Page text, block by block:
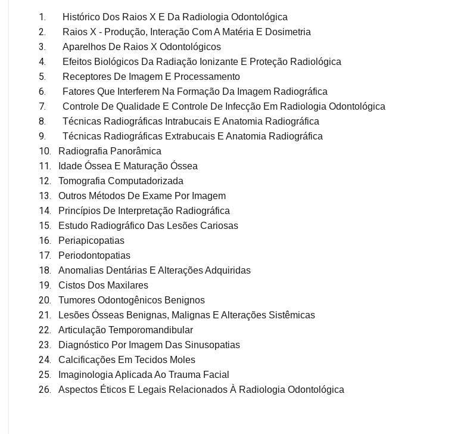
1. Histórico Dos Raios X E Da Radiologia Odontológica
2. Raios X - Produção, Interação Com A Matéria E Dosimetria
3. Aparelhos De Raios X Odontológicos
4. Efeitos Biológicos Da Radiação Ionizante E Proteção Radiológica
5. Receptores De Imagem E Processamento
6. Fatores Que Interferem Na Formação Da Imagem Radiográfica
7. Controle De Qualidade E Controle De Infecção Em Radiologia Odontológica
8. Técnicas Radiográficas Intrabucais E Anatomia Radiográfica
9. Técnicas Radiográficas Extrabucais E Anatomia Radiográfica
10. Radiografia Panorâmica
11. Idade Óssea E Maturação Óssea
12. Tomografia Computadorizada
13. Outros Métodos De Exame Por Imagem
14. Princípios De Interpretação Radiográfica
15. Estudo Radiográfico Das Lesões Cariosas
16. Periapicopatias
17. Periodontopatias
18. Anomalias Dentárias E Alterações Adquiridas
19. Cistos Dos Maxilares
20. Tumores Odontogênicos Benignos
21. Lesões Ósseas Benignas, Malignas E Alterações Sistêmicas
22. Articulação Temporomandibular
23. Diagnóstico Por Imagem Das Sinusopatias
24. Calcificações Em Tecidos Moles
25. Imaginologia Aplicada Ao Trauma Facial
26. Aspectos Éticos E Legais Relacionados À Radiologia Odontológica